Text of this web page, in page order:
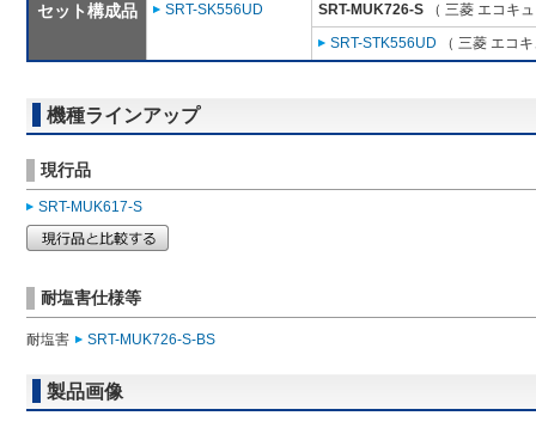
セット構成品
SRT-SK556UD
SRT-MUK726-S （ 三菱 エコキ
SRT-STK556UD （ 三菱 エコ
機種ラインアップ
現行品
SRT-MUK617-S
耐塩害仕様等
耐塩害 SRT-MUK726-S-BS
製品画像